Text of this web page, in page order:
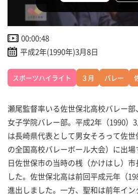
00:00:48
平成2年(1990年)3月8日
スポーツハイライト ３月 バレー
瀬尾監督率いる佐世保北高校バレー
女子学院バレー部。平成2年（1990）
は長崎県代表として男女そろって佐
の全国高校バレーボール大会）に出
日佐世保市の当時の桟（かけはし）
した。佐世保北高は前回平成元年（
進出しました。一方、聖和は前年イ